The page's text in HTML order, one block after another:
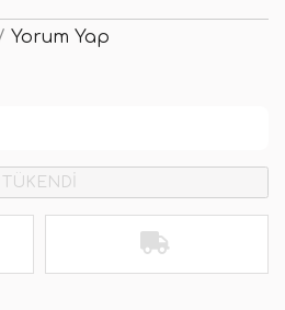
Yorum Yap
TÜKENDİ